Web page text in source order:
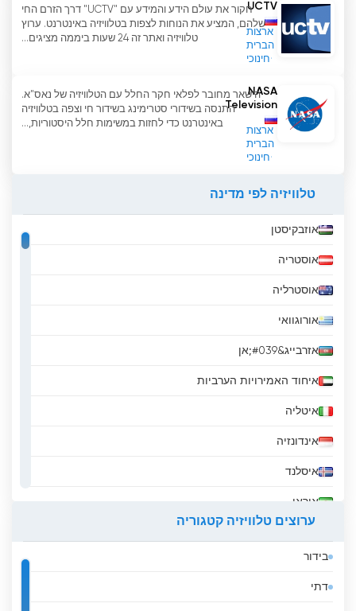
UCTV
ארצות
הברית
חינוכי
חקור את עולם הידע והמידע עם "UCTV" דרך הזרם החי
שלהם, המציע את הנוחות לצפות בטלוויזיה באינטרנט. ערוץ
טלוויזיה ואתר זה 24 שעות ביממה מציגים...
NASA
Television
ארצות
הברית
חינוכי
הישאר מחובר לפלאי חקר החלל עם הטלוויזיה של נאס"א.
התנסה בשידורי סטרימינג בשידור חי וצפה בטלוויזיה
באינטרנט כדי לחזות במשימות חלל היסטוריות,...
טלוויזיה לפי מדינה
אוזבקיסטן
אוסטריה
אוסטרליה
אורוגוואי
אזרבייג&#039;אן
איחוד האמירויות הערביות
איטליה
אינדונזיה
איסלנד
איראן
אל סלבדור
אלבניה
ערוצים טלוויזיה קטגוריה
בידור
דתי